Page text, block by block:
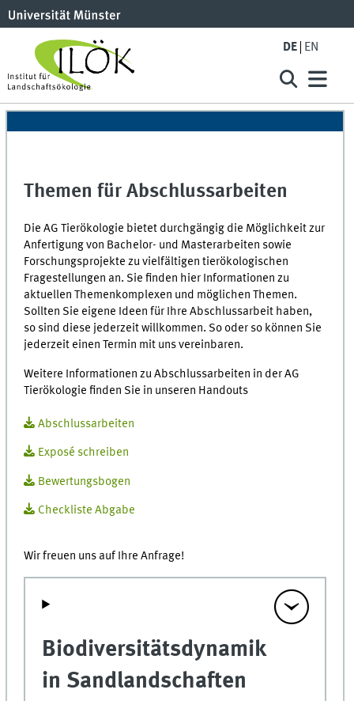
DE EN
Themen für Abschlussarbeiten
Die AG Tierökologie bietet durchgängig die Möglichkeit zur
Anfertigung von Bachelor- und Masterarbeiten sowie
Forschungsprojekte zu vielfältigen tierökologischen
Fragestellungen an. Sie finden hier Informationen zu
aktuellen Themenkomplexen und möglichen Themen.
Sollten Sie eigene Ideen für Ihre Abschlussarbeit haben,
so sind diese jederzeit willkommen. So oder so können Sie
jederzeit einen Termin mit uns vereinbaren.
Weitere Informationen zu Abschlussarbeiten in der AG
Tierökologie finden Sie in unseren Handouts
Abschlussarbeiten
Exposé schreiben
Bewertungsbogen
Checkliste Abgabe
Wir freuen uns auf Ihre Anfrage!
Biodiversitätsdynamik
in Sandlandschaften